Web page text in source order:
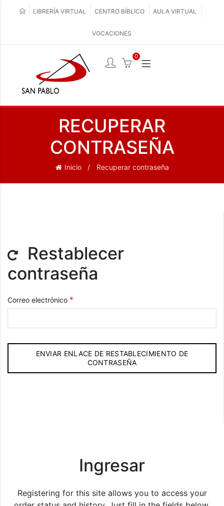
LIBRERÍA VIRTUAL CENTRO BÍBLICO AULA VIRTUAL
VOCACIONES
0
RECUPERAR
CONTRASEÑA
Inicio Recuperar contraseña
Restablecer
contraseña
Correo electrónico *
ENVIAR ENLACE DE RESTABLECIMIENTO DE
CONTRASEÑA
Ingresar
Registering for this site allows you to access your